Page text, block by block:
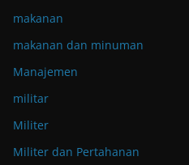
makanan
makanan dan minuman
Manajemen
militar
Militer
Militer dan Pertahanan